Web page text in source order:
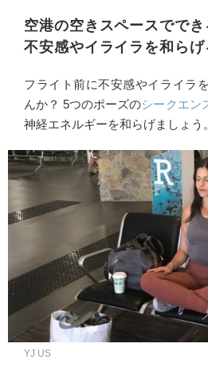
空港の空きスペースでで
不安感やイライラを和ら
フライト前に不安感やイライラ
んか？ 5つのポーズのシークエン
神経エネルギーを和らげましょう。
YJ US